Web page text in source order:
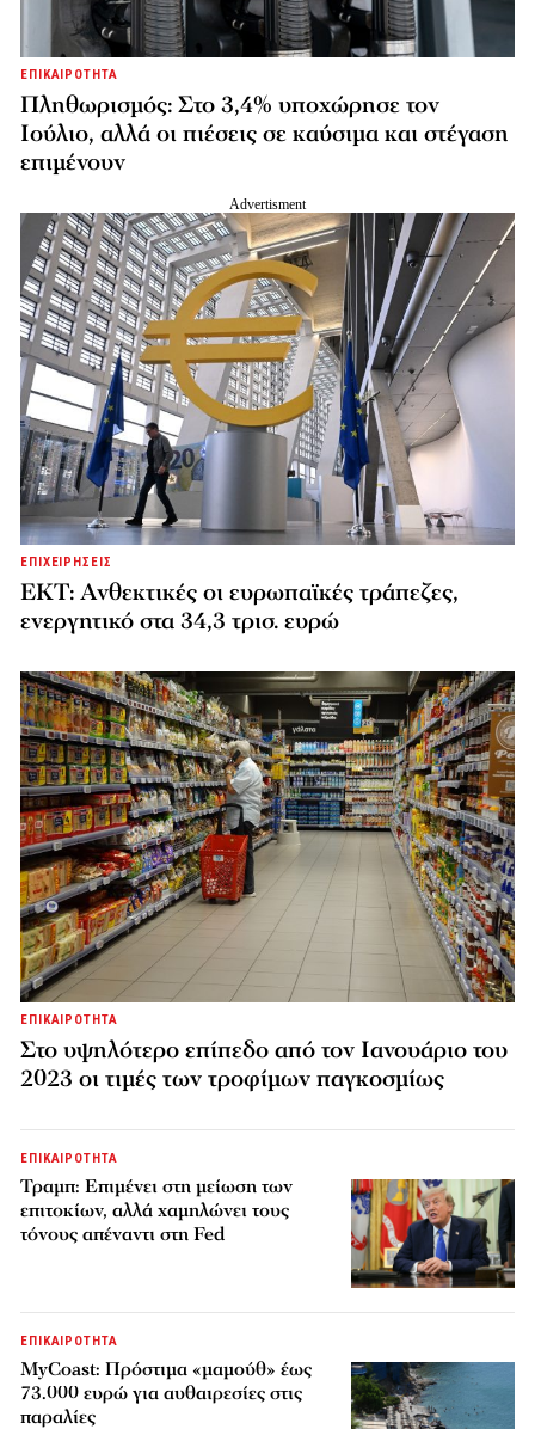
ΕΠΙΚΑΙΡΟΤΗΤΑ
Πληθωρισμός: Στο 3,4% υποχώρησε τον
Ιούλιο, αλλά οι πιέσεις σε καύσιμα και στέγαση
επιμένουν
ΕΠΙΧΕΙΡΗΣΕΙΣ
ΕΚΤ: Ανθεκτικές οι ευρωπαϊκές τράπεζες,
ενεργητικό στα 34,3 τρισ. ευρώ
ΕΠΙΚΑΙΡΟΤΗΤΑ
Στο υψηλότερο επίπεδο από τον Ιανουάριο του
2023 οι τιμές των τροφίμων παγκοσμίως
ΕΠΙΚΑΙΡΟΤΗΤΑ
Τραμπ: Επιμένει στη μείωση των
επιτοκίων, αλλά χαμηλώνει τους
τόνους απέναντι στη Fed
ΕΠΙΚΑΙΡΟΤΗΤΑ
MyCoast: Πρόστιμα «μαμούθ» έως
73.000 ευρώ για αυθαιρεσίες στις
παραλίες